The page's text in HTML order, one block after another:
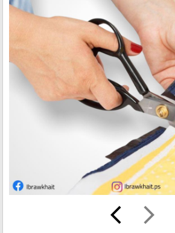
arrow_forward_ios
arrow_back_ios